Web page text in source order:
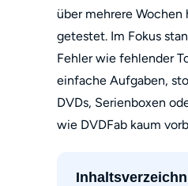
über mehrere
getestet. Im Fokus
Fehler wie fehlender
einfache Aufgaben,
DVDs, Serienboxen
wie DVDFab kaum